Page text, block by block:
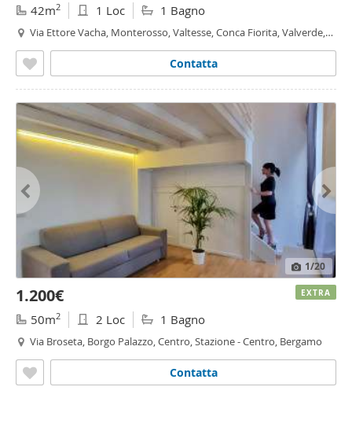
42m2 1 Loc 1 Bagno
Via Ettore Vacha, Monterosso, Valtesse, Conca Fiorita, Valverde,
Contatta
1/20
1.200€
50m2 2 Loc 1 Bagno
Via Broseta, Borgo Palazzo, Centro, Stazione - Centro, Bergamo
Contatta
EXTRA